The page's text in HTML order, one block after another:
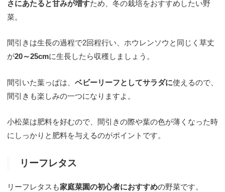
さにあたると甘みが増すため、冬の栽培をおすすめしたい野
菜。
間引きは生長の過程で2回程行い、ホウレンソウと同じく草丈
が20～25cmに生長したら収穫しましょう。
間引いた葉っぱは、 ベビーリーフとしてサラダに使えるので、
間引きも楽しみの一つになりますよ。
小松菜は肥料を好むので、間引きの際や葉の色が薄くなった時
にしっかりと肥料を与えるのがポイントです。
リーフレタス
リーフレタスも家庭菜園の初心者におすすめの野菜です。